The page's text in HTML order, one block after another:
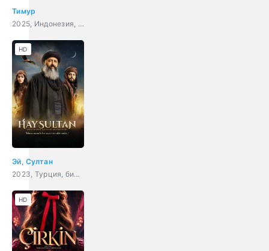
Тимур
2025, Индонезия, боевик
Эй, Султан
2023, Турция, биография, история
HD
HD